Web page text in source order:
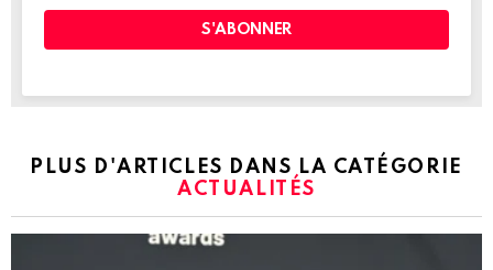
PLUS D'ARTICLES DANS LA CATÉGORIE
ACTUALITÉS